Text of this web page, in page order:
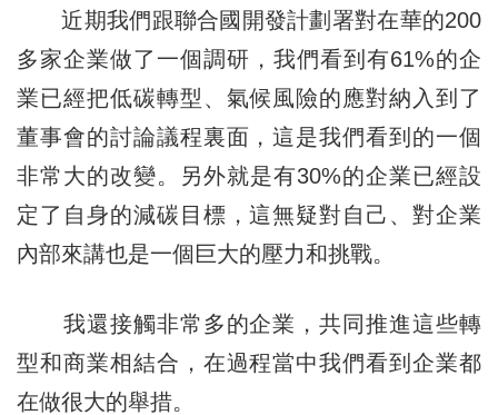
近期我們跟聯合國開發計劃署對在華的200
多家企業做了一個調研，我們看到有61%的企
業已經把低碳轉型、氣候風險的應對納入到了
董事會的討論議程裏面，這是我們看到的一個
非常大的改變。另外就是有30%的企業已經設
定了自身的減碳目標，這無疑對自己、對企業
內部來講也是一個巨大的壓力和挑戰。
我還接觸非常多的企業，共同推進這些轉
型和商業相結合，在過程當中我們看到企業都
在做很大的舉措。